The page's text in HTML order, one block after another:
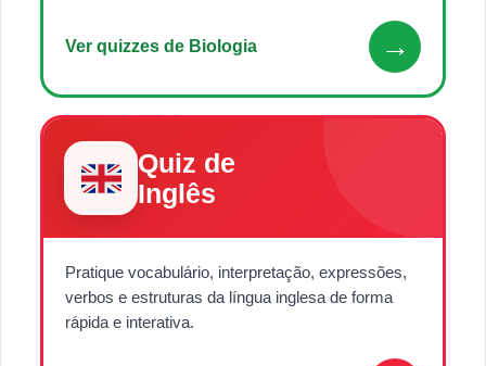
Ver quizzes de Biologia →
Quiz de
Inglês
Pratique vocabulário, interpretação, expressões,
verbos e estruturas da língua inglesa de forma
rápida e interativa.